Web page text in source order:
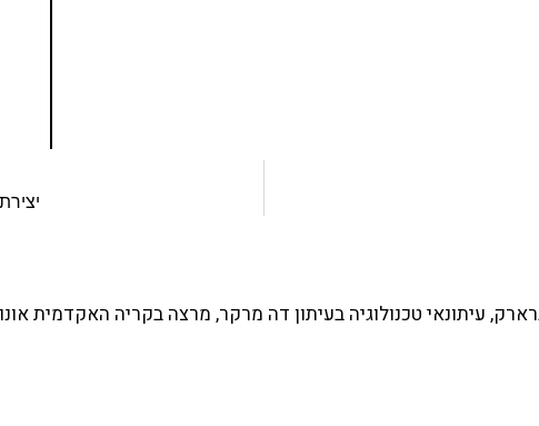
עיתונאי טכנולוגיה בעיתון דה מרקר, מרצה בקריה האקדמית